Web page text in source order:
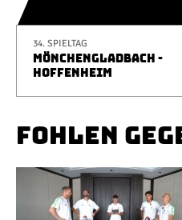
34. SPIELTAG
MÖNCHENGLADBACH -
HOFFENHEIM
FOHLEN